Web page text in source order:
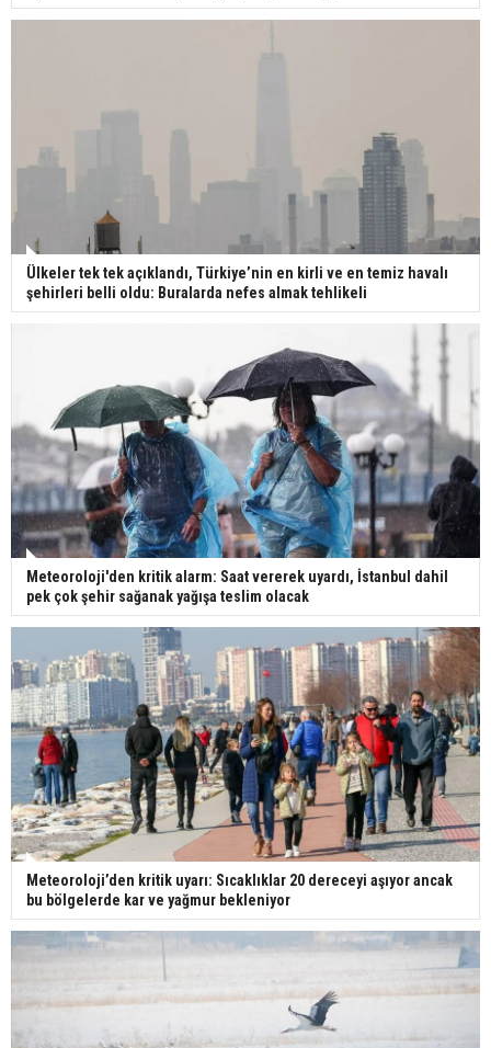
Ülkeler tek tek açıklandı, Türkiye’nin en kirli ve en temiz havalı
şehirleri belli oldu: Buralarda nefes almak tehlikeli
Meteoroloji'den kritik alarm: Saat vererek uyardı, İstanbul dahil
pek çok şehir sağanak yağışa teslim olacak
Meteoroloji’den kritik uyarı: Sıcaklıklar 20 dereceyi aşıyor ancak
bu bölgelerde kar ve yağmur bekleniyor